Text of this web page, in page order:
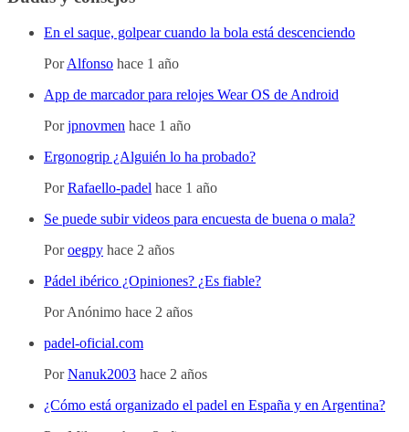
En el saque, golpear cuando la bola está descenciendo
PorAlfonso hace 1 año
App de marcador para relojes Wear OS de Android
Porjpnovmen hace 1 año
Ergonogrip ¿Alguién lo ha probado?
PorRafaello-padel hace 1 año
Se puede subir videos para encuesta de buena o mala?
Poroegpy hace 2 años
Pádel ibérico ¿Opiniones? ¿Es fiable?
PorAnónimo hace 2 años
padel-oficial.com
PorNanuk2003 hace 2 años
¿Cómo está organizado el padel en España y en Argentina?